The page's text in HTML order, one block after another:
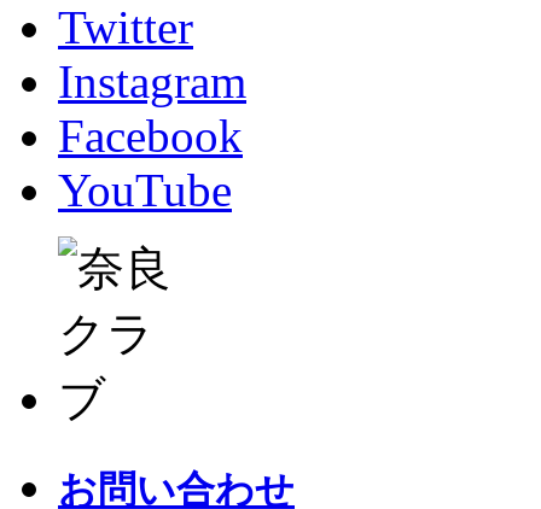
Twitter
Instagram
Facebook
YouTube
お問い合わせ